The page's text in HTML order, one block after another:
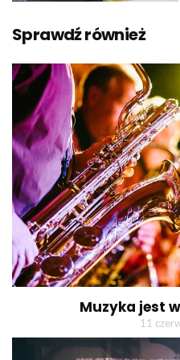
Sprawdź również
Muzyka jest
11